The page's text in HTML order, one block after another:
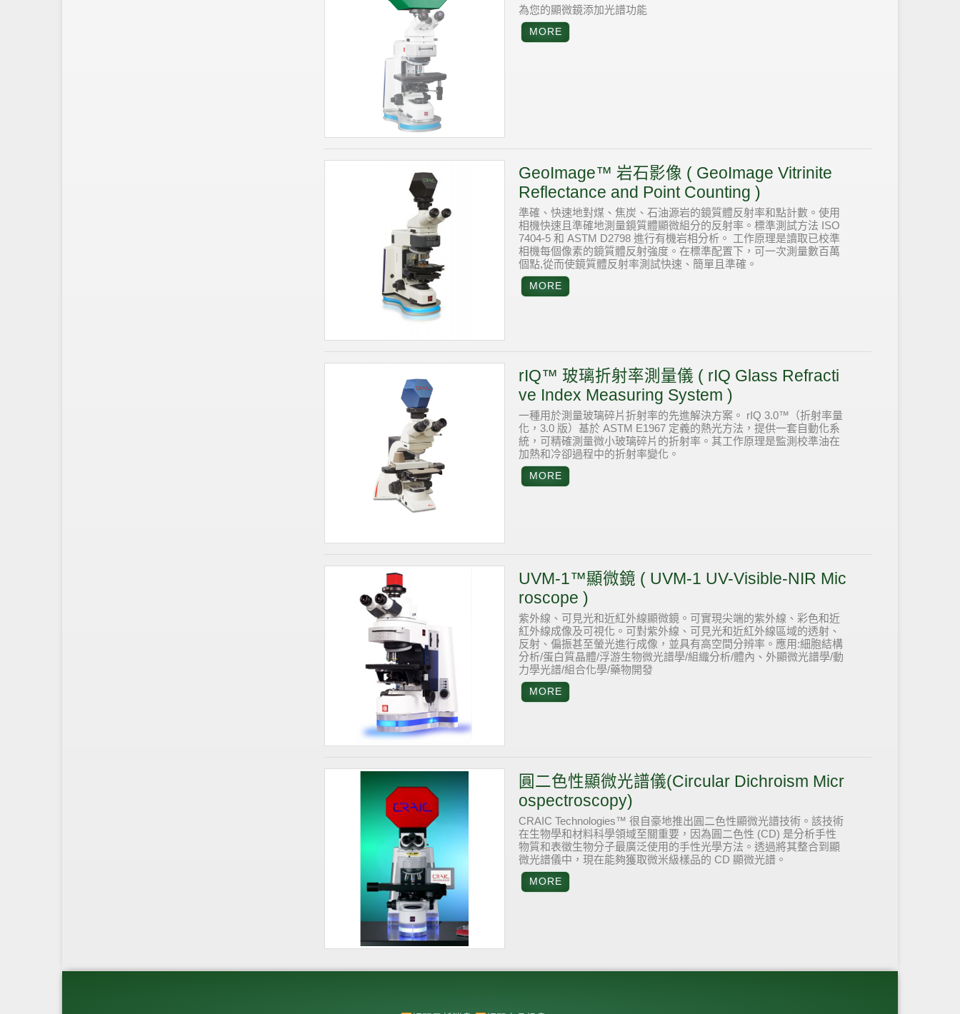
為您的顯微鏡添加光譜功能
GeoImage™ 岩石影像 ( GeoImage Vitrinite
Reflectance and Point Counting )
準確、快速地對煤、焦炭、石油源岩的鏡質體反射率和點計數。使用
相機快速且準確地測量鏡質體顯微組分的反射率。標準測試方法 ISO
7404-5 和 ASTM D2798 進行有機岩相分析。 工作原理是讀取已校準
相機每個像素的鏡質體反射強度。在標準配置下，可一次測量數百萬
個點,從而使鏡質體反射率測試快速、簡單且準確。
rIQ™ 玻璃折射率測量儀 ( rIQ Glass Refracti
ve Index Measuring System )
一種用於測量玻璃碎片折射率的先進解決方案。 rIQ 3.0™（折射率量
化，3.0 版）基於 ASTM E1967 定義的熱光方法，提供一套自動化系
統，可精確測量微小玻璃碎片的折射率。其工作原理是監測校準油在
加熱和冷卻過程中的折射率變化。
UVM-1™顯微鏡 ( UVM-1 UV-Visible-NIR Mic
roscope )
紫外線、可見光和近紅外線顯微鏡。可實現尖端的紫外線、彩色和近
紅外線成像及可視化。可對紫外線、可見光和近紅外線區域的透射、
反射、偏振甚至螢光進行成像，並具有高空間分辨率。應用:細胞結構
分析/蛋白質晶體/浮游生物微光譜學/組織分析/體內、外顯微光譜學/動
力學光譜/組合化學/藥物開發
圓二色性顯微光譜儀(Circular Dichroism Micr
ospectroscopy)
CRAIC Technologies™ 很自豪地推出圓二色性顯微光譜技術。該技術
在生物學和材料科學領域至關重要，因為圓二色性 (CD) 是分析手性
物質和表徵生物分子最廣泛使用的手性光學方法。透過將其整合到顯
微光譜儀中，現在能夠獲取微米級樣品的 CD 顯微光譜。